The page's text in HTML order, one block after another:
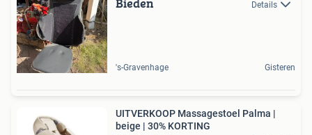
Details
's-Gravenhage Gisteren
UITVERKOOP Massagestoel Palma |
beige | 30% KORTING